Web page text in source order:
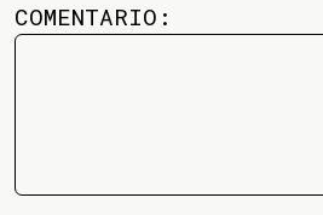
COMENTARIO: